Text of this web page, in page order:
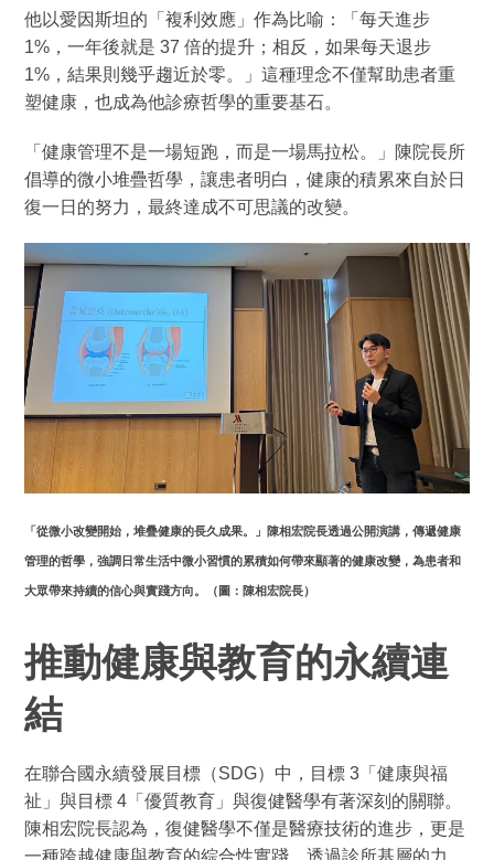
他以愛因斯坦的「複利效應」作為比喻：「每天進步
1%，一年後就是 37 倍的提升；相反，如果每天退步
1%，結果則幾乎趨近於零。」這種理念不僅幫助患者重
塑健康，也成為他診療哲學的重要基石。
「健康管理不是一場短跑，而是一場馬拉松。」陳院長所
倡導的微小堆疊哲學，讓患者明白，健康的積累來自於日
復一日的努力，最終達成不可思議的改變。
「從微小改變開始，堆疊健康的長久成果。」陳相宏院長透過公開演講，傳遞健康
管理的哲學，強調日常生活中微小習慣的累積如何帶來顯著的健康改變，為患者和
大眾帶來持續的信心與實踐方向。（圖：陳相宏院長）
推動健康與教育的永續連
結
在聯合國永續發展目標（SDG）中，目標 3「健康與福
祉」與目標 4「優質教育」與復健醫學有著深刻的關聯。
陳相宏院長認為，復健醫學不僅是醫療技術的進步，更是